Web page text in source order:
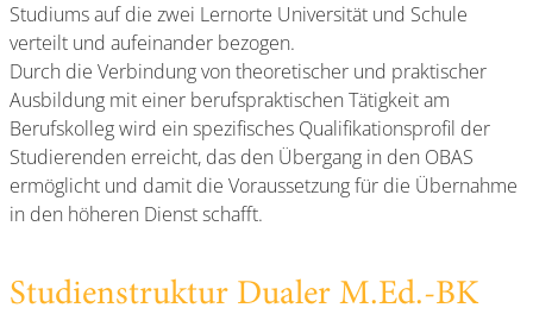
Studiums auf die zwei Lernorte Universität und Schule
verteilt und aufeinander bezogen.
Durch die Verbindung von theoretischer und praktischer
Ausbildung mit einer berufspraktischen Tätigkeit am
Berufskolleg wird ein spezifisches Qualifikationsprofil der
Studierenden erreicht, das den Übergang in den OBAS
ermöglicht und damit die Voraussetzung für die Übernahme
in den höheren Dienst schafft.
Studienstruktur Dualer M.Ed.-BK